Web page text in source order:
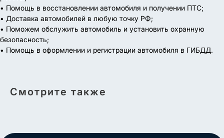
• Помощь в восстановлении автомобиля и получении ПТС;
• Доставка автомобилей в любую точку РФ;
• Поможем обслужить автомобиль и установить охранную
безопасность;
• Помощь в оформлении и регистрации автомобиля в ГИБДД.
Смотрите также